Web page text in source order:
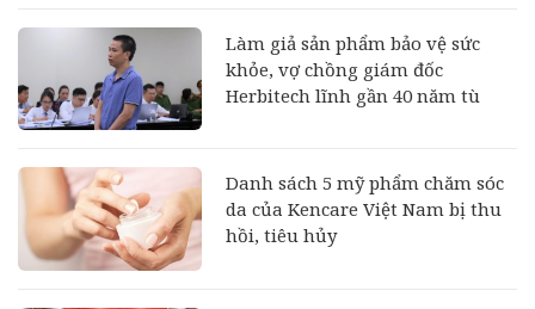
Làm giả sản phẩm bảo vệ sức
khỏe, vợ chồng giám đốc
Herbitech lĩnh gần 40 năm tù
Danh sách 5 mỹ phẩm chăm sóc
da của Kencare Việt Nam bị thu
hồi, tiêu hủy